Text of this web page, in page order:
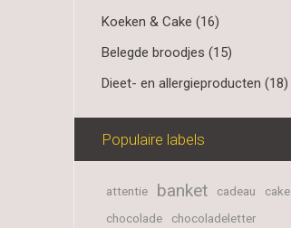
Koeken & Cake (16)
Belegde broodjes (15)
Dieet- en allergieproducten (18)
Populaire labels
attentie banket cadeau
cake
chocolade
chocoladeletter